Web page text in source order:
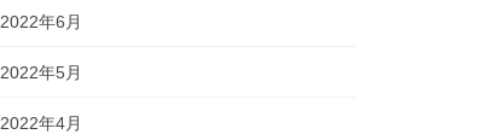
2022年6月
2022年5月
2022年4月